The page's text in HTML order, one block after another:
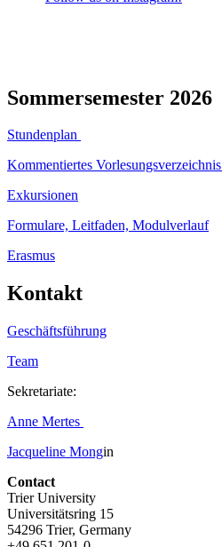
Sommersemester 2026
Stundenplan
Kommentiertes Vorlesungsverzeichnis
Exkursionen
Formulare, Leitfaden, Modulverlauf
Erasmus
Kontakt
Geschäftsführung
Team
Sekretariate:
Anne Mertes
Jacqueline Mongin
Contact
Trier University
Universitätsring 15
54296 Trier, Germany